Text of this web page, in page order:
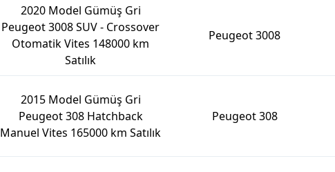
2020 Model Gümüş Gri
Peugeot 3008 SUV - Crossover
Otomatik Vites 148000 km
Satılık
Peugeot 3008
2015 Model Gümüş Gri
Peugeot 308 Hatchback
Manuel Vites 165000 km Satılık
Peugeot 308